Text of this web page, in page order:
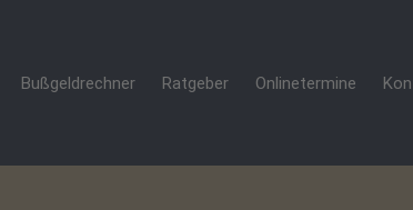
Bußgeldrechner Ratgeber Onlinetermine